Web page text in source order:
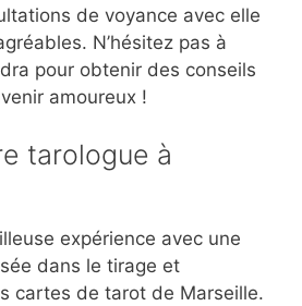
de voyance avec elle
N’hésitez pas à
pour obtenir des conseils
amoureux !
tarologue à
expérience avec une
dans le tirage et
cartes de tarot de Marseille.